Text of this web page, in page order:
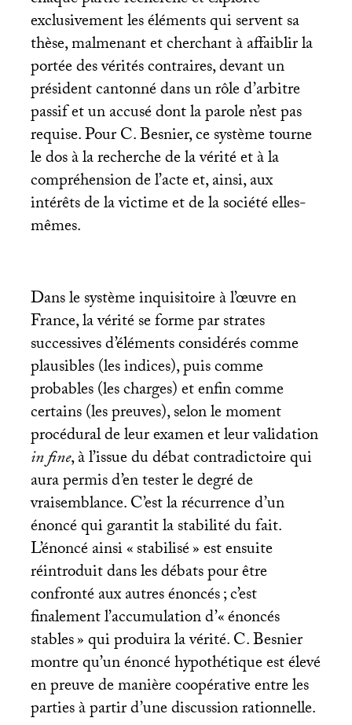
exclusivement les éléments qui servent sa
thèse, malmenant et cherchant à affaiblir la
portée des vérités contraires, devant un
président cantonné dans un rôle d’arbitre
passif et un accusé dont la parole n’est pas
requise. Pour C. Besnier, ce système tourne
le dos à la recherche de la vérité et à la
compréhension de l’acte et, ainsi, aux
intérêts de la victime et de la société elles-
mêmes.
Dans le système inquisitoire à l’œuvre en
France, la vérité se forme par strates
successives d’éléments considérés comme
plausibles (les indices), puis comme
probables (les charges) et enfin comme
certains (les preuves), selon le moment
procédural de leur examen et leur validation
in fine, à l’issue du débat contradictoire qui
aura permis d’en tester le degré de
vraisemblance. C’est la récurrence d’un
énoncé qui garantit la stabilité du fait.
L’énoncé ainsi «stabilisé» est ensuite
réintroduit dans les débats pour être
confronté aux autres énoncés; c’est
finalement l’accumulation d’«énoncés
stables» qui produira la vérité. C. Besnier
montre qu’un énoncé hypothétique est élevé
en preuve de manière coopérative entre les
parties à partir d’une discussion rationnelle.